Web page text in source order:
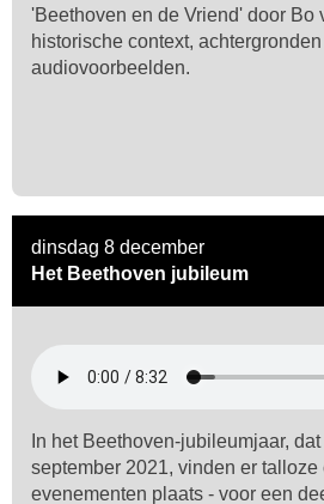
'Beethoven en de Vriend' door Bo
historische context,
audiovoorbeelden.
dinsdag 8 december
Het Beethoven jubileum
In het Beethoven-jubileumjaar,
september 2021, vinden er talloze
evenementen plaats - voor een